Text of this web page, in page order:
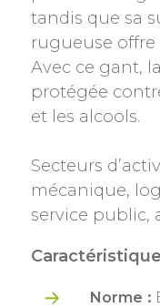
tandis que sa
rugueuse
Avec ce gant,
protégée
et les alcools.
Secteurs
mécanique,
service public,
Norme :